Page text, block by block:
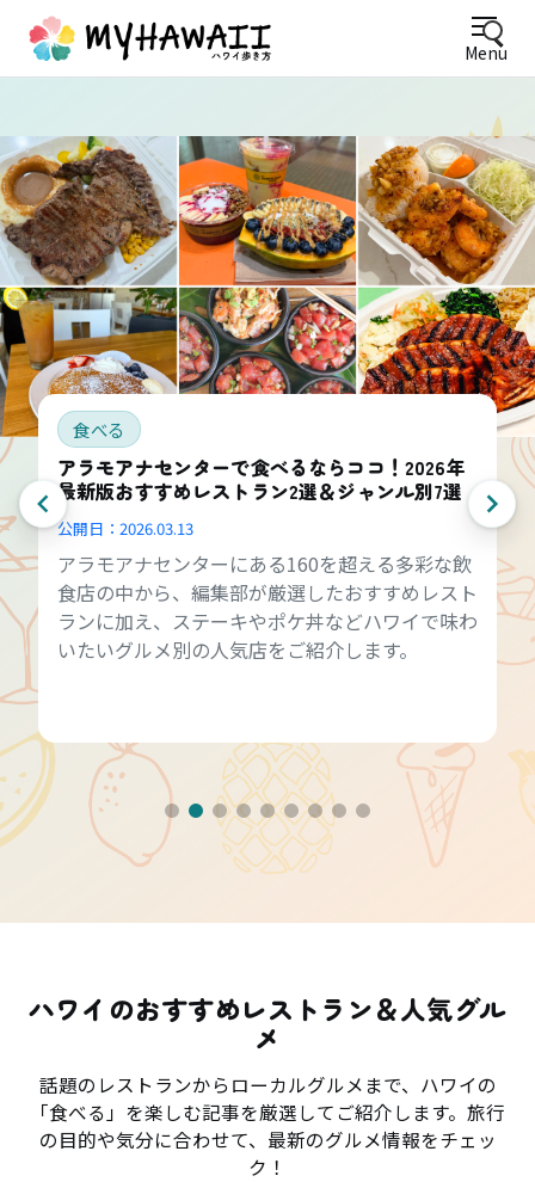
Menu
食べる
アラモアナセンターで食べるならココ！2026年
最新版おすすめレストラン2選＆ジャンル別7選
公開日： 2026.03.13
アラモアナセンターにある160を超える多彩な飲
食店の中から、編集部が厳選したおすすめレスト
ランに加え、ステーキやポケ丼などハワイで味わ
いたいグルメ別の人気店をご紹介します。
ハワイのおすすめレストラン＆人気グル
メ
話題のレストランからローカルグルメまで、ハワイの
「食べる」を楽しむ記事を厳選してご紹介します。旅行
の目的や気分に合わせて、最新のグルメ情報をチェッ
ク！